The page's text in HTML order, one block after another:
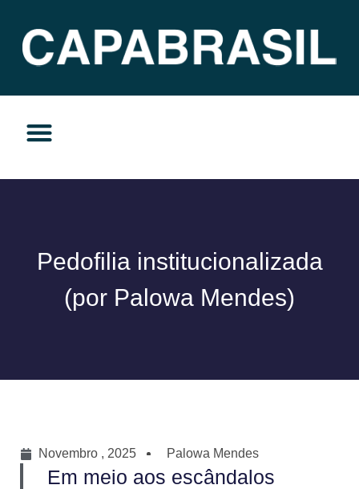
Pedofilia institucionalizada
(por Palowa Mendes)
Novembro , 2025 Palowa Mendes
Em meio aos escândalos